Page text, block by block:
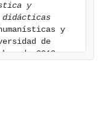
y
y
de
de 2018.